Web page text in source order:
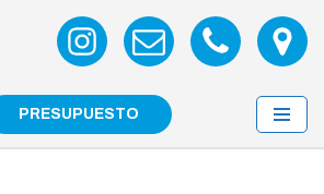
PRESUPUESTO